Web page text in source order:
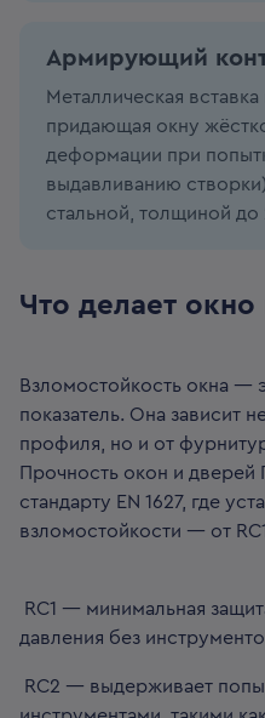
Армирующий
Металлическая
придающая окну
деформации при
выдавливанию
стальной, толщиной до
Что делает
Взломостойкость окна —
показатель. Она зависит
профиля, но и от
Прочность окон и дверей
стандарту EN 1627, где
взломостойкости — от
RC1 — минимальная
давления без
RC2 — выдерживает